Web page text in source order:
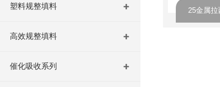
塑料规整填料
高效规整填料
催化吸收系列